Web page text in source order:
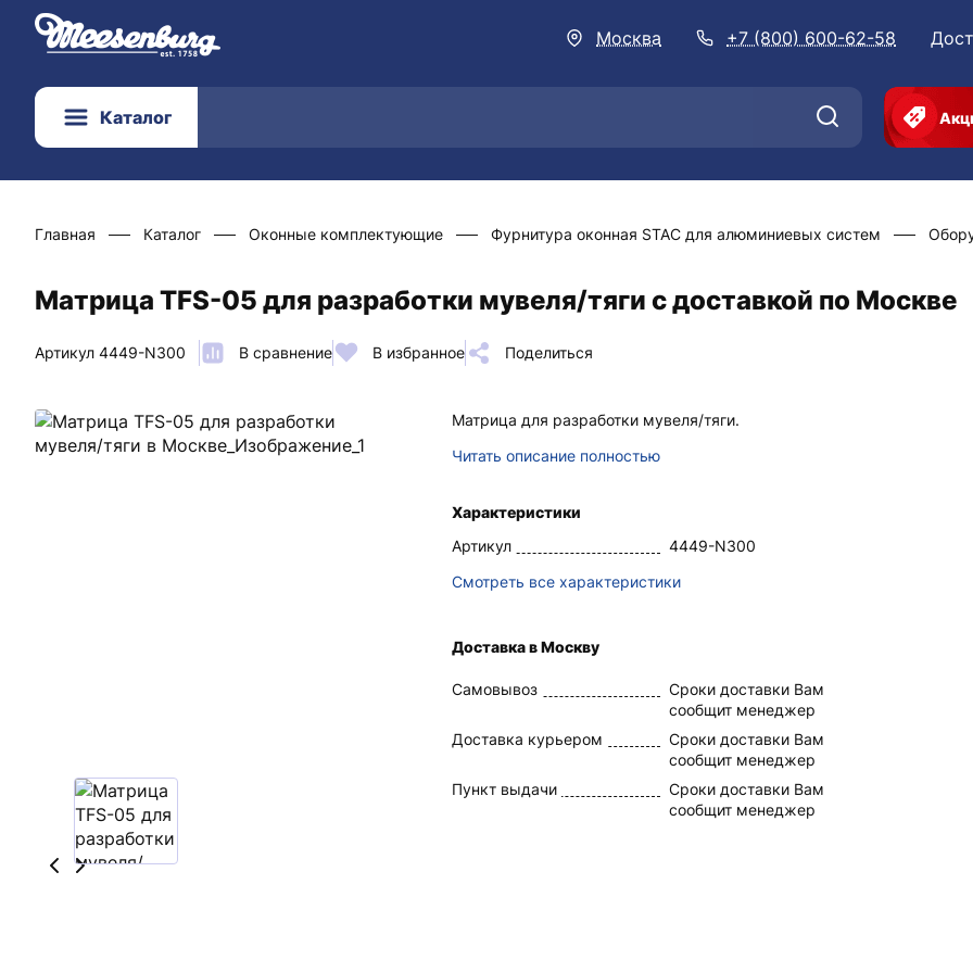
Москва +7 (800) 600-62-58
Каталог
Главная Каталог Оконные комплектующие Фурнитура оконная STAC для алюминиевых систем
Матрица TFS-05 для разработки мувеля/тяги с доставкой по Москве
Артикул 4449-N300 В сравнение В избранное Поделиться
Матрица для разработки мувеля/тяги.
Читать описание полностью
Характеристики
Артикул
4449-N300
Смотреть все характеристики
Доставка в Москву
Самовывоз
Сроки доставки Вам
сообщит менеджер
Доставка курьером
Сроки доставки Вам
сообщит менеджер
Пункт выдачи
Сроки доставки Вам
сообщит менеджер